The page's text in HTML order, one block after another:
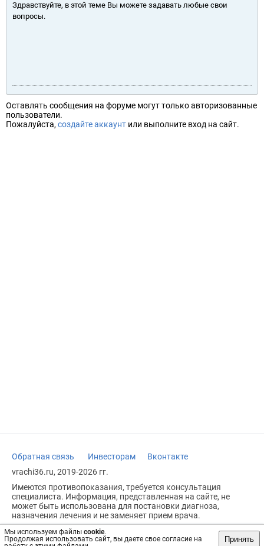
Мы используем файлы cookie.
Продолжая использовать сайт, вы даете свое согласие на
Принять
Здравствуйте, в этой теме Вы можете задавать любые свои
вопросы.
Оставлять сообщения на форуме могут только авторизованные
пользователи.
Пожалуйста, создайте аккаунт или выполните вход на сайт.
Обратная связь Инвесторам
Вконтакте
vrachi36.ru, 2019-2026 гг.
Имеются противопоказания, требуется консультация
специалиста. Информация, представленная на сайте, не
может быть использована для постановки диагноза,
назначения лечения и не заменяет прием врача.
Возрастное ограничение: 18+